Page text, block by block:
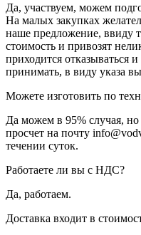
Да, участвуем, можем
На малых закупках
наше предложение, ввиду
стоимость и привозят
приходится отказываться
принимать, в виду указа
Можете изготовить по
Да можем в 95% случая,
просчет на почту
течении суток.
Работаете ли вы с НДС?
Да, работаем.
Доставка входит в